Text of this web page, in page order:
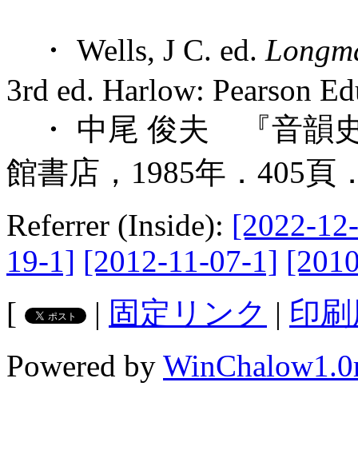
・ Wells, J C. ed.
3rd ed. Harlow: Pearson
・ 中尾 俊夫 『音韻
館書店，1985年．405頁
Referrer (Inside): [2022-
19-1] [2012-11-07-1]
[
| 固定リンク | 印
Powered by